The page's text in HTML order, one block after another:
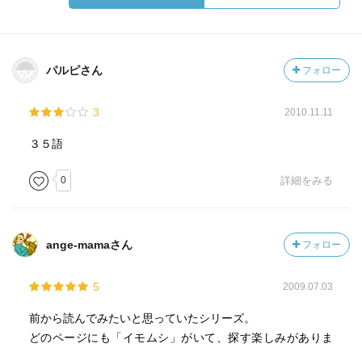
パルピさん フォロー
3 2010.11.11
３５語
0 詳細をみる
ange-mamaさん フォロー
5 2009.07.03
前から読んでみたいと思っていたシリーズ。
どのページにも「イモムシ」がいて、探す楽しみがありま